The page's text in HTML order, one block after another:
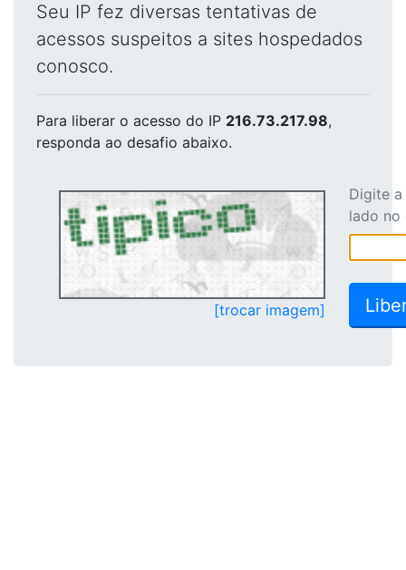
Seu IP fez diversas tentativas de
acessos suspeitos a sites hospedados
conosco.
Para liberar o acesso do IP 216.73.217.98,
responda ao desafio abaixo.
[trocar imagem]
Digite
lado no